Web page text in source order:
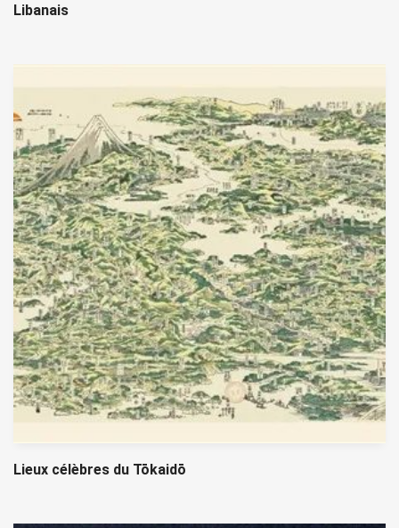
Libanais
Lieux célèbres du Tōkaidō